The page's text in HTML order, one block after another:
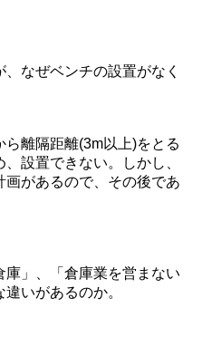
なぜベンチの設置がなく
離隔距離(3m以上)をとる
設置できない。しかし、
があるので、その後であ
庫」、「倉庫業を営まない
いがあるのか。